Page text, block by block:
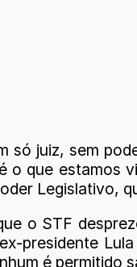
só juiz, sem
o que estamos
Legislativo,
o STF
presidente
é permitido